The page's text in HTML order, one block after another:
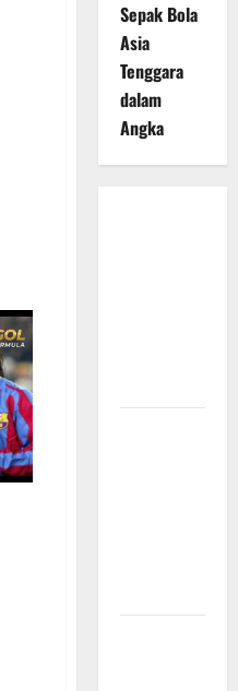
Sepak Bola
Asia
Tenggara
dalam
Angka